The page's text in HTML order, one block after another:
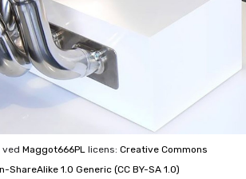
ved Maggot666PL licens: Creative Commons
ShareAlike 1.0 Generic (CC BY-SA 1.0)